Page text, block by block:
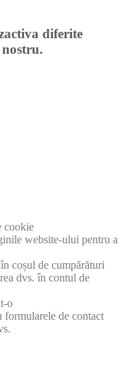
diferite
cookie
website-ului pentru a
coșul de cumpărături
dvs. în contul de
o
de contact